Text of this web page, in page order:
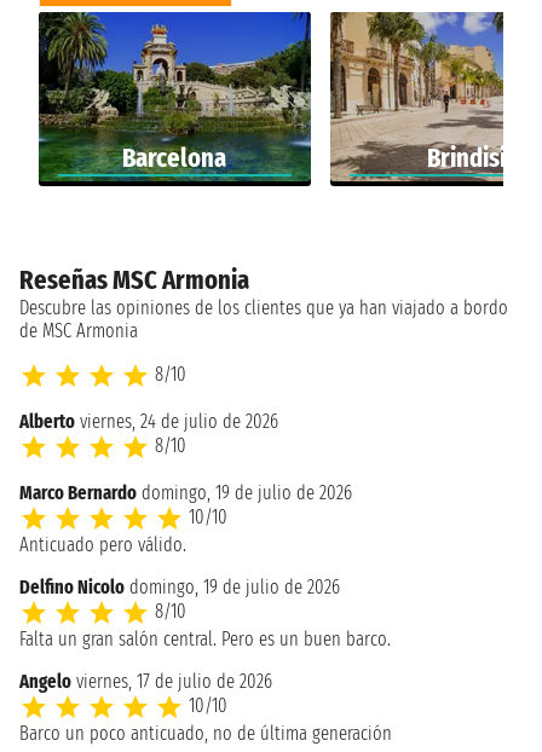
Barcelona Brindisi
Reseñas MSC Armonia
Descubre las opiniones de los clientes que ya han viajado a bordo
de MSC Armonia
8/10
Alberto viernes, 24 de julio de 2026
8/10
Marco Bernardo domingo, 19 de julio de 2026
10/10
Anticuado pero válido.
Delfino Nicolo domingo, 19 de julio de 2026
8/10
Falta un gran salón central. Pero es un buen barco.
Angelo viernes, 17 de julio de 2026
10/10
Barco un poco anticuado, no de última generación